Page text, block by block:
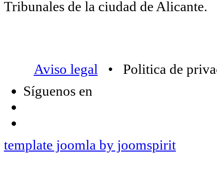
Tribunales de la ciudad de Alicante.
Aviso legal • Politica de
Síguenos en
template joomla by joomspirit